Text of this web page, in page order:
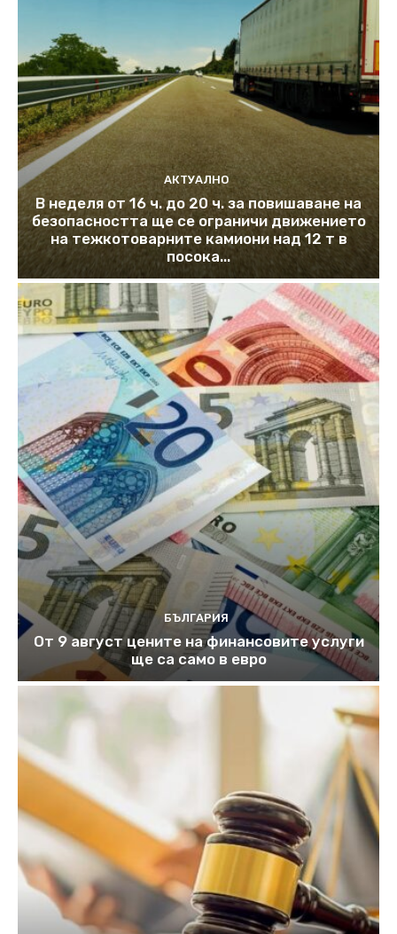
АКТУАЛНО
В неделя от 16 ч. до 20 ч. за повишаване на
безопасността ще се ограничи движението
на тежкотоварните камиони над 12 т в
посока...
БЪЛГАРИЯ
От 9 август цените на финансовите услуги
ще са само в евро